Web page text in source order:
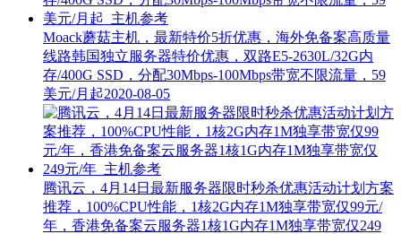
Moack蘑菇主机，最新特价5折优惠，海外免备案高质量
线路韩国独立服务器特价优惠，双路E5-2630L/32G内
存/400G SSD，分配30Mbps-100Mbps带宽不限流量，59
美元/月起2020-08-05
腾讯云，4月14日最新服务器限时秒杀优惠活动计划方案
推荐，100%CPU性能，1核2G内存1M独享带宽仅99元/
年，香港免备案云服务器1核1G内存1M独享带宽仅249